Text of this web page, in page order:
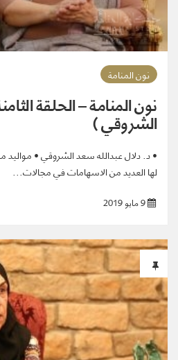
نون المنامة
نون المنامة – الحلقة
الشروقي )
• د. دلال عبدالله سعد الشروقي • مواليد
لها العديد من الاسهامات في مجالات...